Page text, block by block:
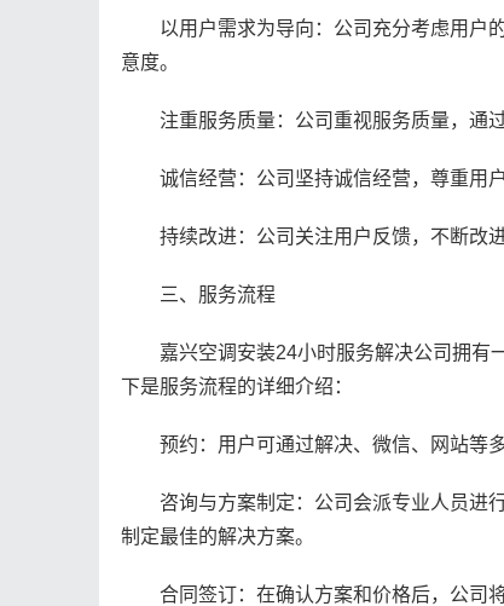
以用户需求为导向：公司充分考虑用户的
意度。
注重服务质量：公司重视服务质量，通过
诚信经营：公司坚持诚信经营，尊重用户
持续改进：公司关注用户反馈，不断改进
三、服务流程
嘉兴空调安装24小时服务解决公司拥有一
下是服务流程的详细介绍：
预约：用户可通过解决、微信、网站等多
咨询与方案制定：公司会派专业人员进行
制定最佳的解决方案。
合同签订：在确认方案和价格后，公司将